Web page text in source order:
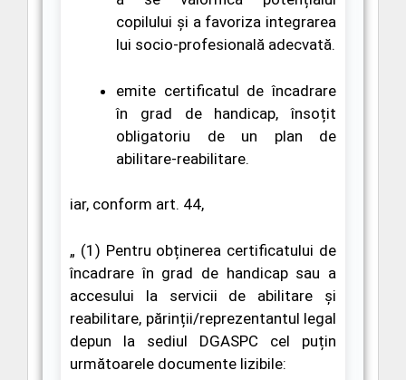
copilului și a favoriza integrarea
lui socio-profesională adecvată.
emite certificatul de încadrare
în grad de handicap,însoțit
obligatoriu de un plan de
abilitare-reabilitare.
iar, conform art. 44,
„ (1) Pentru obținerea certificatului de
încadrare în grad de handicap sau a
accesului la servicii de abilitare și
reabilitare, părinții/reprezentantul legal
depun la sediul DGASPC cel puțin
următoarele documente lizibile: